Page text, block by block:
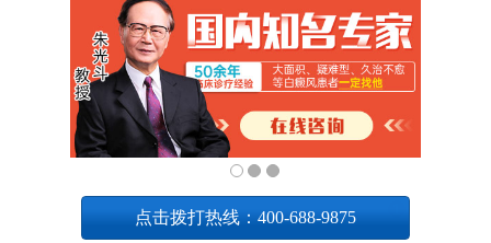
点击拨打热线：400-688-9875